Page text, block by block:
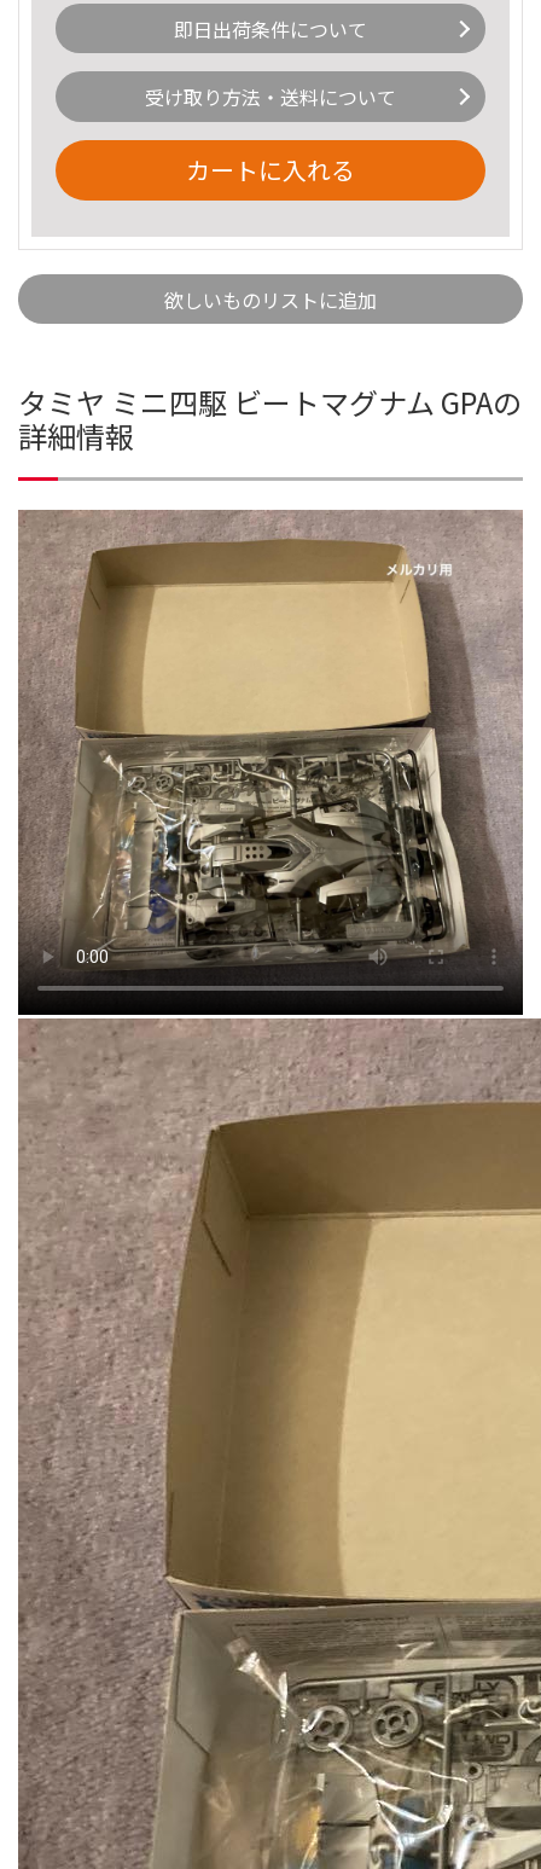
即日出荷条件について
受け取り方法・送料について
カートに入れる
欲しいものリストに追加
タミヤ ミニ四駆 ビートマグナム GPAの
詳細情報